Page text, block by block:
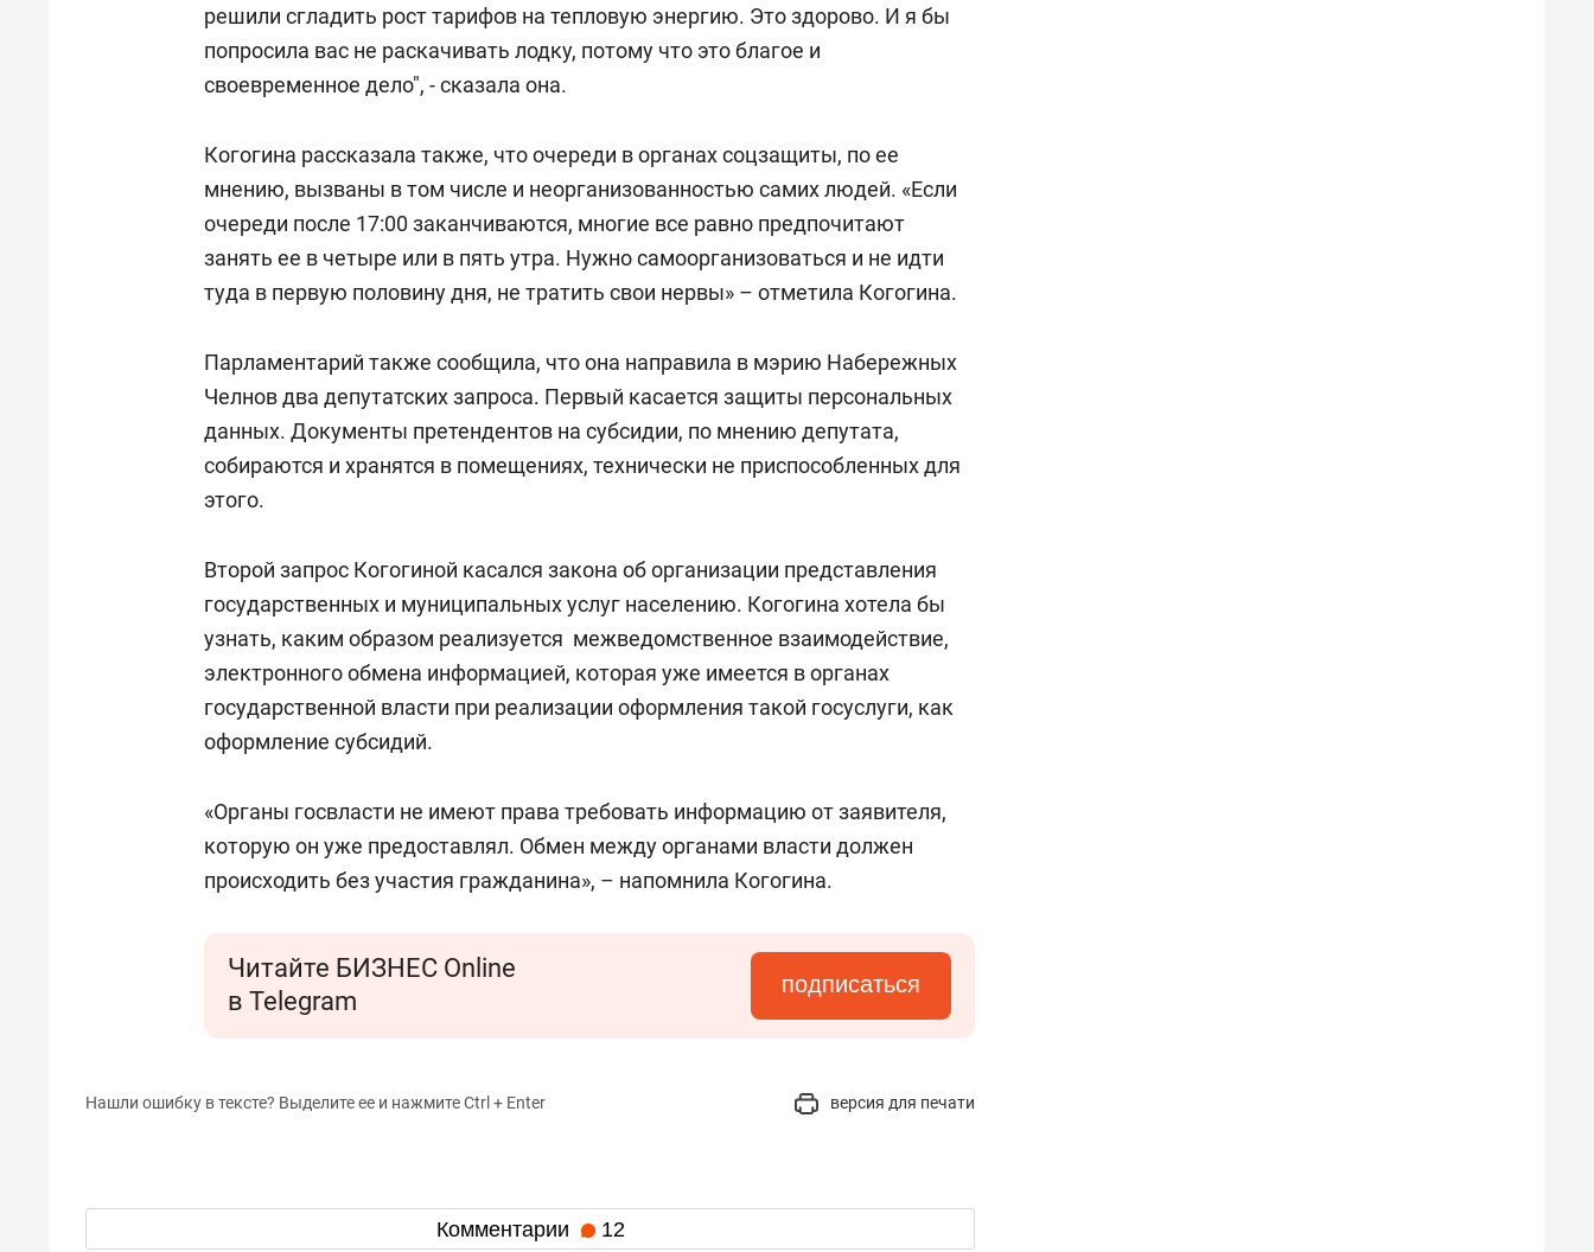
решили сгладить рост тарифов на тепловую энергию. Это здорово. И я бы
попросила вас не раскачивать лодку, потому что это благое и
своевременное дело", - сказала она.
Когогина рассказала также, что очереди в органах соцзащиты, по ее
мнению, вызваны в том числе и неорганизованностью самих людей. «Если
очереди после 17:00 заканчиваются, многие все равно предпочитают
занять ее в четыре или в пять утра. Нужно самоорганизоваться и не идти
туда в первую половину дня, не тратить свои нервы» – отметила Когогина.
Парламентарий также сообщила, что она направила в мэрию Набережных
Челнов два депутатских запроса. Первый касается защиты персональных
данных. Документы претендентов на субсидии, по мнению депутата,
собираются и хранятся в помещениях, технически не приспособленных для
этого.
Второй запрос Когогиной касался закона об организации представления
государственных и муниципальных услуг населению. Когогина хотела бы
узнать, каким образом реализуется межведомственное взаимодействие,
электронного обмена информацией, которая уже имеется в органах
государственной власти при реализации оформления такой госуслуги, как
оформление субсидий.
«Органы госвласти не имеют права требовать информацию от заявителя,
которую он уже предоставлял. Обмен между органами власти должен
происходить без участия гражданина», – напомнила Когогина.
Читайте БИЗНЕС Online
в Telegram
подписаться
Нашли ошибку в тексте? Выделите ее и нажмите Ctrl + Enter версия для печати
Комментарии 12